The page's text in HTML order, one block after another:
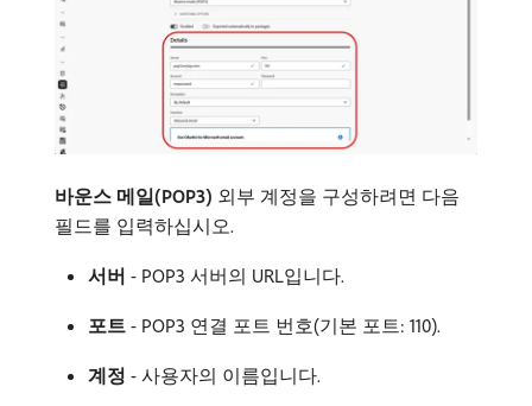
바운스 메일(POP3) 외부 계정을 구성하려면 다음
필드를 입력하십시오.
서버 - POP3 서버의 URL입니다.
포트 - POP3 연결 포트 번호(기본 포트: 110).
계정 - 사용자의 이름입니다.